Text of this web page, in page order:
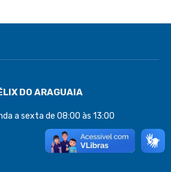
DO ARAGUAIA
a sexta de 08:00 às 13:00